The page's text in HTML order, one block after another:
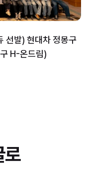
선발) 현대차 정몽구
H-온드림)
로